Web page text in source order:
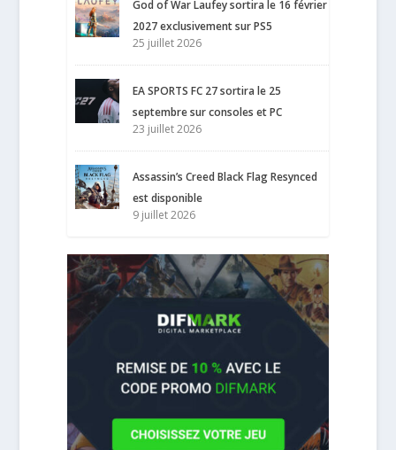
God of War Laufey sortira le 16 février
2027 exclusivement sur PS5
25 juillet 2026
EA SPORTS FC 27 sortira le 25
septembre sur consoles et PC
23 juillet 2026
Assassin’s Creed Black Flag Resynced
est disponible
9 juillet 2026